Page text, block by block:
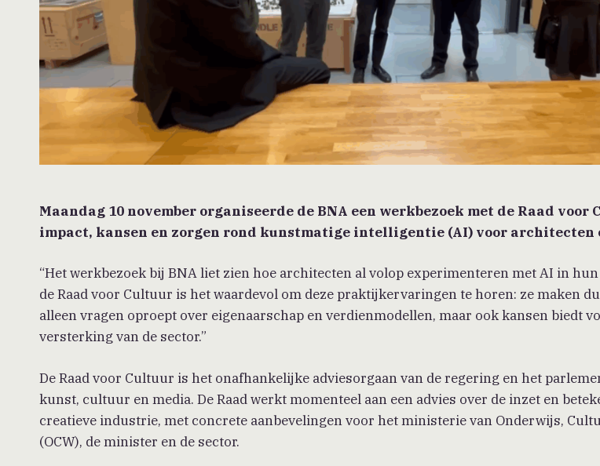
Maandag 10 november organiseerde de BNA een werkbezoek met de Raad voor
impact, kansen en zorgen rond kunstmatige intelligentie (AI) voor architecten
“Het werkbezoek bij BNA liet zien hoe architecten al volop experimenteren met AI in
de Raad voor Cultuur is het waardevol om deze praktijkervaringen te horen: ze maken
alleen vragen oproept over eigenaarschap en verdienmodellen, maar ook kansen biedt
versterking van de sector.”
De Raad voor Cultuur is het onafhankelijke adviesorgaan van de regering en het
kunst, cultuur en media. De Raad werkt momenteel aan een advies over de inzet en
creatieve industrie, met concrete aanbevelingen voor het ministerie van Onderwijs,
(OCW), de minister en de sector.